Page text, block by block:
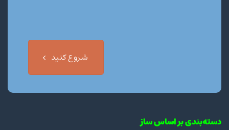
شروع کنید
دسته‌بندی بر اساس ساز